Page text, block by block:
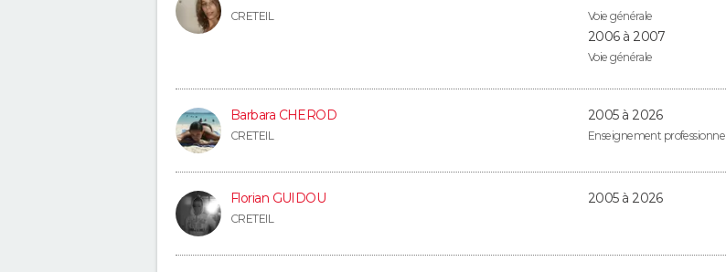
CRETEIL Voie générale
2006 à 2007
Voie générale
Barbara CHEROD
CRETEIL
2005 à 2026
Enseignement professionnel
Florian GUIDOU
CRETEIL
2005 à 2026